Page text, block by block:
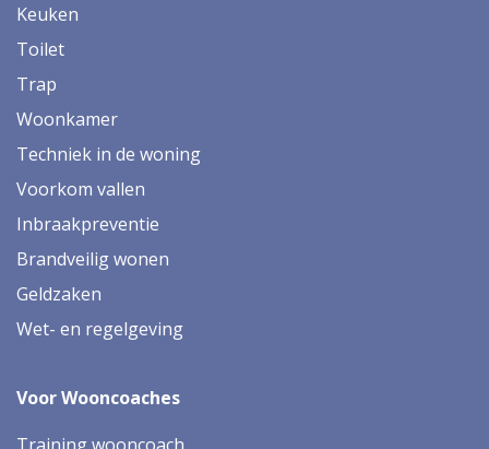
Keuken
Toilet
Trap
Woonkamer
Techniek in de woning
Voorkom vallen
Inbraakpreventie
Brandveilig wonen
Geldzaken
Wet- en regelgeving
Voor Wooncoaches